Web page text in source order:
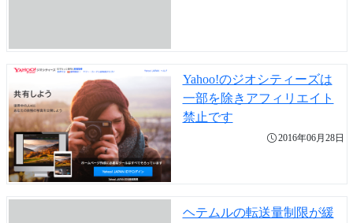
Yahoo!のジオシティーズは
一部を除きアフィリエイト
禁止です
2016年06月28日
ヘテムルの転送量制限が緩